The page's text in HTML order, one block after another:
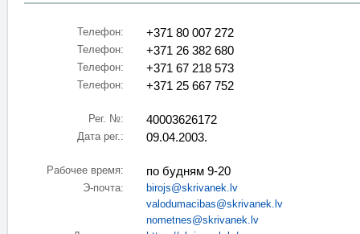
Телефон: +371 80 007 272
Телефон: +371 26 382 680
Телефон: +371 67 218 573
Телефон: +371 25 667 752
Рег. №: 40003626172
Дата рег.: 09.04.2003.
Рабочее время: по будням 9-20
Э-почта:
birojs@skrivanek.lv
valodumacibas@skrivanek.lv
nometnes@skrivanek.lv